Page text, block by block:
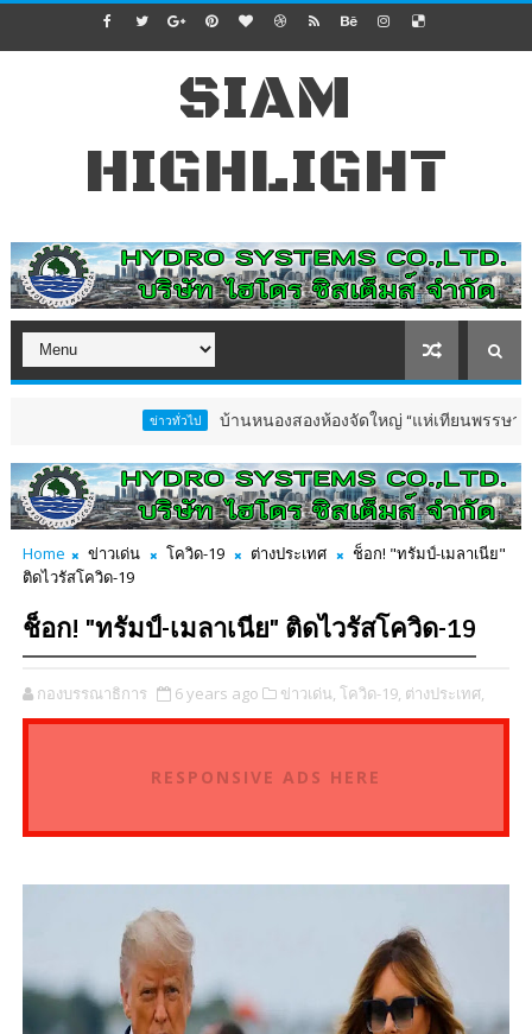
SIAM
HIGHLIGHT
บ้านหนองสองห้องจัดใหญ่ “แห่เทียนพรรษา–ผ้าป่าซาเ
Home ข่าวเด่น โควิด-19 ต่างประเทศ
ช็อก! "ทรัมป์-เมลาเนีย"
ติดไวรัสโควิด-19
ช็อก! "ทรัมป์-เมลาเนีย" ติดไวรัสโควิด-19
กองบรรณาธิการ 6 years ago ข่าวเด่น, โควิด-19, ต่างประเทศ,
RESPONSIVE ADS HERE